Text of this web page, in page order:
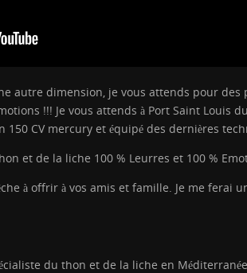
autre dimension, je vous attends pour
!!! Je vous attends à Port Saint
150 CV mercury et équipé des dernières
et de la liche 100 % Leurres et 100 %
à offrir à vos amis et famille. Je me
du thon et de la liche en Méditerranée